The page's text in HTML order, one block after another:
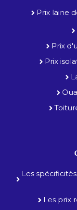
Prix laine
Prix
Prix
Les
Les prix